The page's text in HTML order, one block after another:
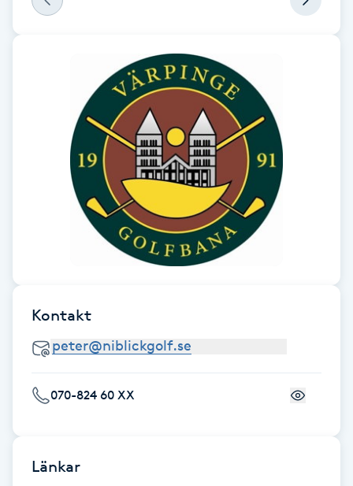
Faceliftmassage
Fet hårbotten
Fettreducering
Fillers
Fotmassage
Kontakt
070-824 60 XX
Länkar